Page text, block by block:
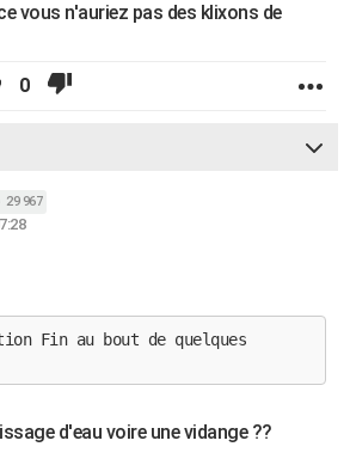
vous n'auriez pas des klixons de
0
29 967
Fin au bout de quelques
d'eau voire une vidange ??